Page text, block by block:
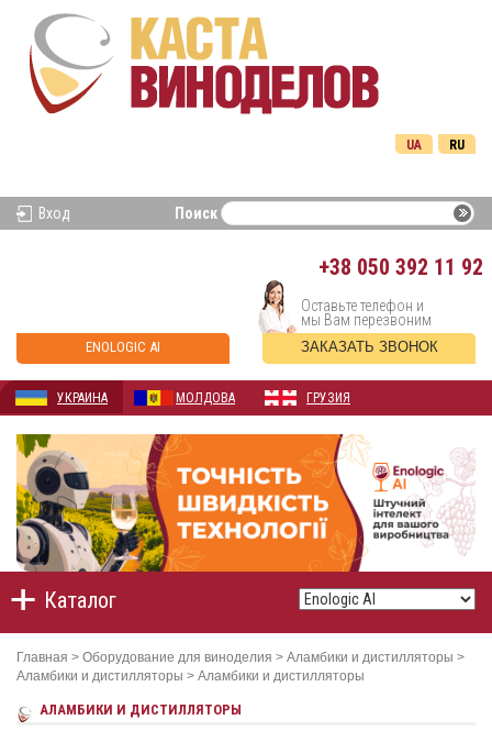
RU
UA
Вход Поиск
+38 050 392 11 92
ENOLOGIC AI
Оставьте телефон и
мы Вам перезвоним
ЗАКАЗАТЬ ЗВОНОК
УКРАИНА МОЛДОВА ГРУЗИЯ
Каталог
Главная > Оборудование для виноделия > Аламбики и дистилляторы >
Аламбики и дистилляторы > Аламбики и дистилляторы
АЛАМБИКИ И ДИСТИЛЛЯТОРЫ